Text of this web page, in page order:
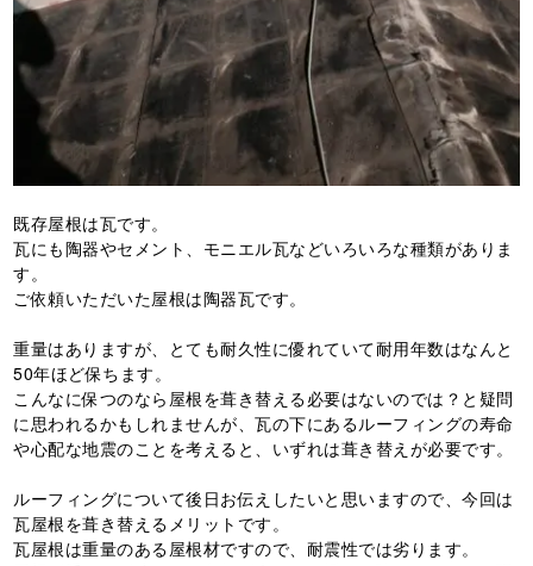
既存屋根は瓦です。
瓦にも陶器やセメント、モニエル瓦などいろいろな種類がありま
す。
ご依頼いただいた屋根は陶器瓦です。
重量はありますが、とても耐久性に優れていて耐用年数はなんと
50年ほど保ちます。
こんなに保つのなら屋根を葺き替える必要はないのでは？と疑問
に思われるかもしれませんが、瓦の下にあるルーフィングの寿命
や心配な地震のことを考えると、いずれは葺き替えが必要です。
ルーフィングについて後日お伝えしたいと思いますので、今回は
瓦屋根を葺き替えるメリットです。
瓦屋根は重量のある屋根材ですので、耐震性では劣ります。